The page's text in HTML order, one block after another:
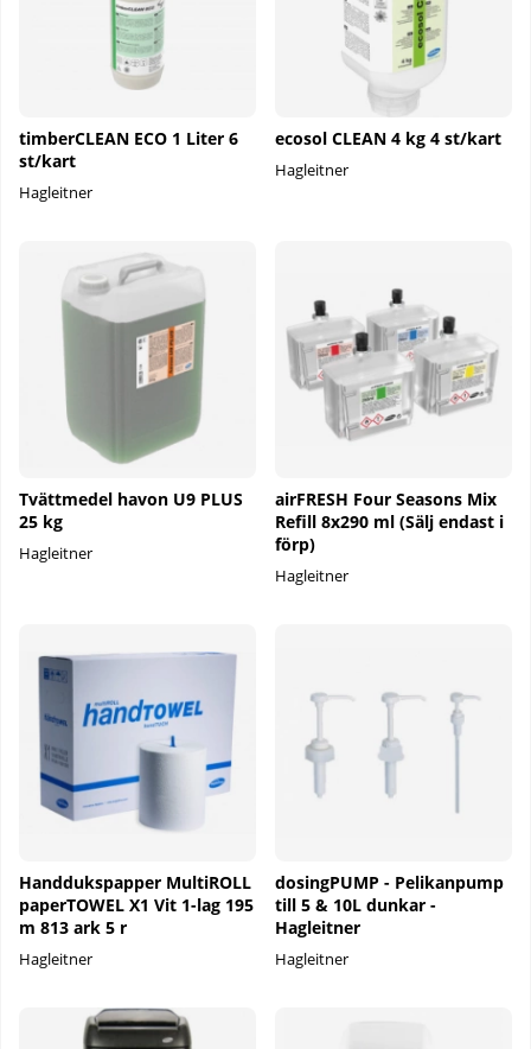
timberCLEAN ECO 1 Liter 6
st/kart
Hagleitner
ecosol CLEAN 4 kg 4 st/kart
Hagleitner
Tvättmedel havon U9 PLUS
25 kg
Hagleitner
airFRESH Four Seasons Mix
Refill 8x290 ml (Sälj endast i
förp)
Hagleitner
Handdukspapper MultiROLL
paperTOWEL X1 Vit 1-lag 195
m 813 ark 5 r
Hagleitner
dosingPUMP - Pelikanpump
till 5 & 10L dunkar -
Hagleitner
Hagleitner